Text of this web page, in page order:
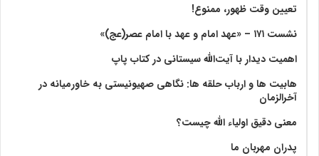
تعیین وقت ظهور، ممنوع!
نشست ۱۷۱ – «عهد امام و عهد با امام عصر(عج)»
اهمیت دیدار با آیت‌الله سیستانی در کتاب پاپ
هابیت ها و ارباب حلقه ها: نگاهی صهیونیستی به خاورمیانه در
آخرالزمان
معنی دقیق اولیاء الله چیست؟
پدران مهربان ما